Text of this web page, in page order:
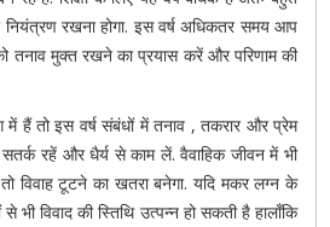
रखना होगा. इस वर्ष अधिकतर समय आप
तनाव मुक्त रखने का प्रयास करें और परिणाम की
में हैं तो इस वर्ष संबंधों में तनाव , तकरार और प्रेम
रहें और धैर्य से काम लें. वैवाहिक जीवन में भी
टूटने का खतरा बनेगा. यदि मकर लग्न के
विवाद की स्तिथि उत्पन्न हो सकती है हालाँकि